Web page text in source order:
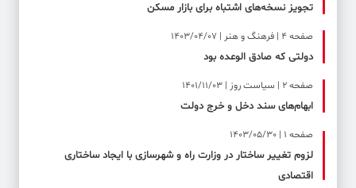
تجویز نسخه‌های اشتباه برای بازار مسکن
صفحه ۴ | فرهنگ و هنر | 1403/04/07
دولتی که صادق الوعده بود
صفحه ۲ | سیاست روز | 1401/11/03
ابهام‌های سند دخل و خرج دولت
صفحه ۱ | 1403/05/30
لزوم تغییر ساختار در وزارت راه و شهرسازی با ایجاد ساختاری
اقتصادی